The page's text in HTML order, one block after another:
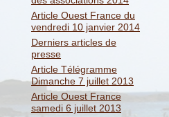
Article Ouest France du
vendredi 10 janvier 2014
Derniers articles de
presse
Article Télégramme
Dimanche 7 juillet 2013
Article Ouest France
samedi 6 juillet 2013